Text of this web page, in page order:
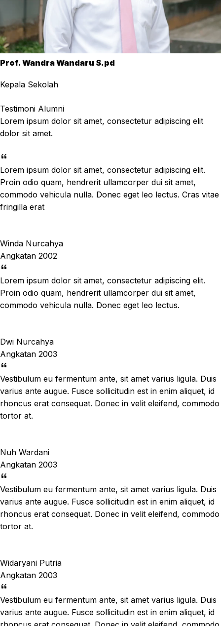
Prof. Wandra Wandaru S.pd
Kepala Sekolah
Testimoni Alumni
Lorem ipsum dolor sit amet, consectetur adipiscing elit
dolor sit amet.
Lorem ipsum dolor sit amet, consectetur adipiscing elit.
Proin odio quam, hendrerit ullamcorper dui sit amet,
commodo vehicula nulla. Donec eget leo lectus. Cras vitae
fringilla erat
Winda Nurcahya
Angkatan 2002
Lorem ipsum dolor sit amet, consectetur adipiscing elit.
Proin odio quam, hendrerit ullamcorper dui sit amet,
commodo vehicula nulla. Donec eget leo lectus.
Dwi Nurcahya
Angkatan 2003
Vestibulum eu fermentum ante, sit amet varius ligula. Duis
varius ante augue. Fusce sollicitudin est in enim aliquet, id
rhoncus erat consequat. Donec in velit eleifend, commodo
tortor at.
Nuh Wardani
Angkatan 2003
Vestibulum eu fermentum ante, sit amet varius ligula. Duis
varius ante augue. Fusce sollicitudin est in enim aliquet, id
rhoncus erat consequat. Donec in velit eleifend, commodo
tortor at.
Widaryani Putria
Angkatan 2003
Vestibulum eu fermentum ante, sit amet varius ligula. Duis
varius ante augue. Fusce sollicitudin est in enim aliquet, id